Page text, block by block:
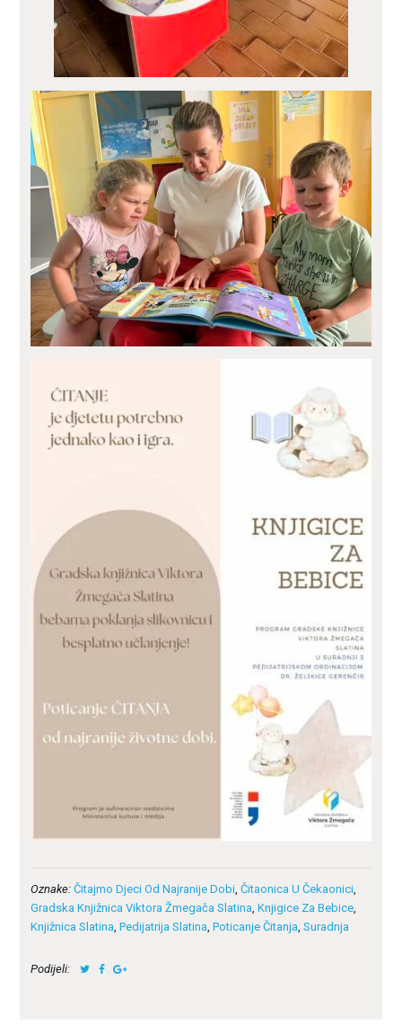
Oznake: Čitajmo Djeci Od Najranije Dobi,Čitaonica U Čekaonici,
Gradska Knjižnica Viktora Žmegača Slatina,Knjigice Za Bebice,
Knjižnica Slatina,Pedijatrija Slatina,Poticanje Čitanja,Suradnja
Podijeli: